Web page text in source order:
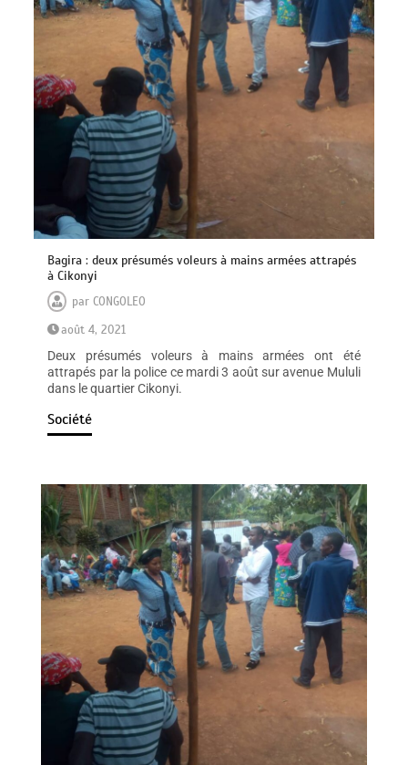
Bagira : deux présumés voleurs à mains armées attrapés
à Cikonyi
parCONGOLEO
août 4, 2021
Deux présumés voleurs à mains armées ont été
attrapés par la police ce mardi 3 août sur avenue Mululi
dans le quartier Cikonyi.
Société